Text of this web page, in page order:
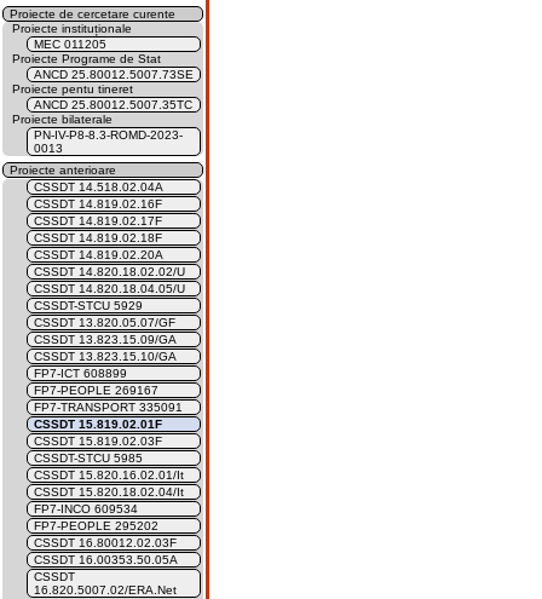
Proiecte de cercetare curente
Proiecte instituționale
MEC 011205
Proiecte Programe de Stat
ANCD 25.80012.5007.73SE
Proiecte pentu tineret
ANCD 25.80012.5007.35TC
Proiecte bilaterale
PN-IV-P8-8.3-ROMD-2023-
0013
Proiecte anterioare
CSSDT 14.518.02.04A
CSSDT 14.819.02.16F
CSSDT 14.819.02.17F
CSSDT 14.819.02.18F
CSSDT 14.819.02.20A
CSSDT 14.820.18.02.02/U
CSSDT 14.820.18.04.05/U
CSSDT-STCU 5929
CSSDT 13.820.05.07/GF
CSSDT 13.823.15.09/GA
CSSDT 13.823.15.10/GA
FP7-ICT 608899
FP7-PEOPLE 269167
FP7-TRANSPORT 335091
CSSDT 15.819.02.01F
CSSDT 15.819.02.03F
CSSDT-STCU 5985
CSSDT 15.820.16.02.01/It
CSSDT 15.820.18.02.04/It
FP7-INCO 609534
FP7-PEOPLE 295202
CSSDT 16.80012.02.03F
CSSDT 16.00353.50.05A
CSSDT
16.820.5007.02/ERA.Net